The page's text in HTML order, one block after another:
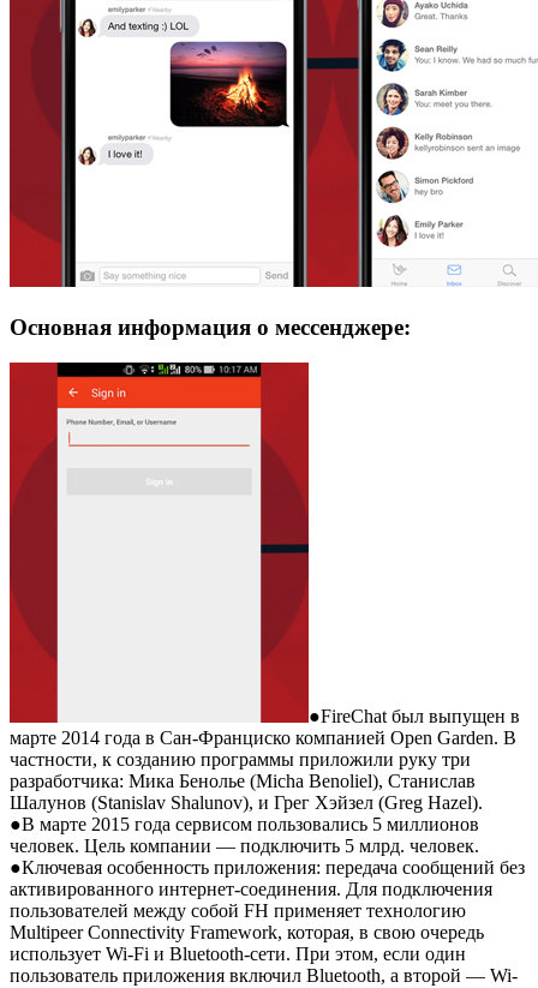
Основная информация о мессенджере:
●FireChat был выпущен в
марте 2014 года в Сан-Франциско компанией Open Garden. В
частности, к созданию программы приложили руку три
разработчика: Мика Бенолье (Micha Benoliel), Станислав
Шалунов (Stanislav Shalunov), и Грег Хэйзел (Greg Hazel).
●В марте 2015 года сервисом пользовались 5 миллионов
человек. Цель компании — подключить 5 млрд. человек.
●Ключевая особенность приложения: передача сообщений без
активированного интернет-соединения. Для подключения
пользователей между собой FH применяет технологию
Multipeer Connectivity Framework, которая, в свою очередь
использует Wi-Fi и Bluetooth-сети. При этом, если один
пользователь приложения включил Bluetooth, а второй — Wi-